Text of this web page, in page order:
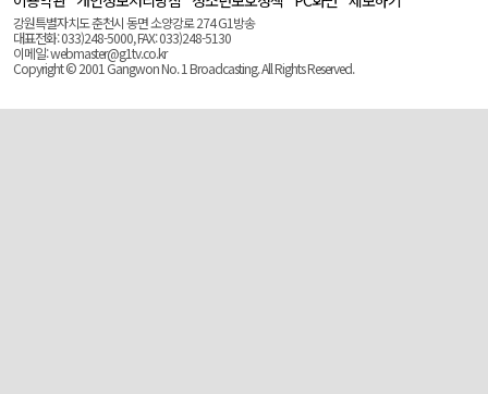
강원특별자치도 춘천시 동면 소양강로 274 G1방송
대표전화: 033)248-5000, FAX: 033)248-5130
이메일: webmaster@g1tv.co.kr
Copyright © 2001 Gangwon No. 1 Broadcasting. All Rights Reserved.